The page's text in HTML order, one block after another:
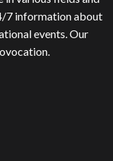
7 information about
events. Our